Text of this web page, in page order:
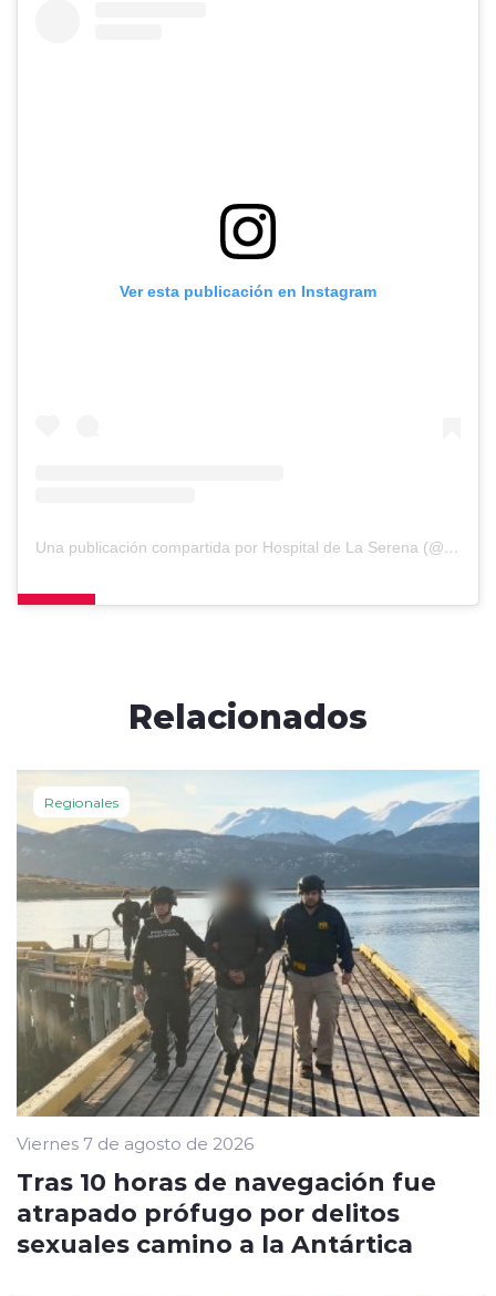
Ver esta publicación en Instagram
Una publicación compartida por Hospital de La Serena (@hospitalserena)
Relacionados
Regionales
Viernes 7 de agosto de 2026
Tras 10 horas de navegación fue
atrapado prófugo por delitos
sexuales camino a la Antártica